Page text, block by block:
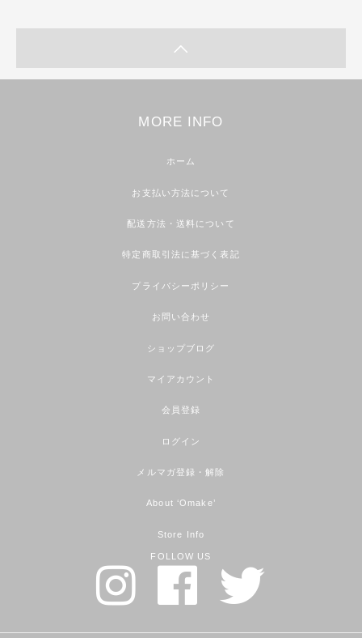
MORE INFO
ホーム
お支払い方法について
配送方法・送料について
特定商取引法に基づく表記
プライバシーポリシー
お問い合わせ
ショップブログ
マイアカウント
会員登録
ログイン
メルマガ登録・解除
About ‘Omake’
Store Info
FOLLOW US